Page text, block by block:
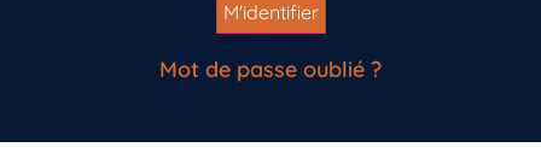
Mot de passe oublié ?